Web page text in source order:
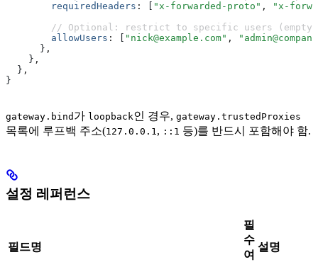
        requiredHeaders
: [ "x-forwarded-proto" ,
"x-
// Optional: restrict to specific users (empty
        allowUsers
: [ "nick@example.com" ,
      }
,
    }
,
  }
,
}
gateway.bind 가 loopback인 경우, gateway.trustedProxies
목록에 루프백 주소(127.0.0.1 , ::1 등)를 반드시 포함해야 함.
설정 레퍼런스
필드명
필
수
여
설명